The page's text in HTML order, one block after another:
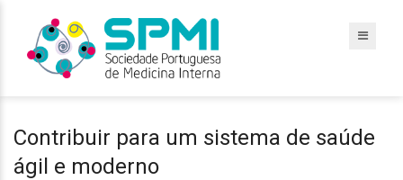
Contribuir para um sistema de saúde
ágil e moderno